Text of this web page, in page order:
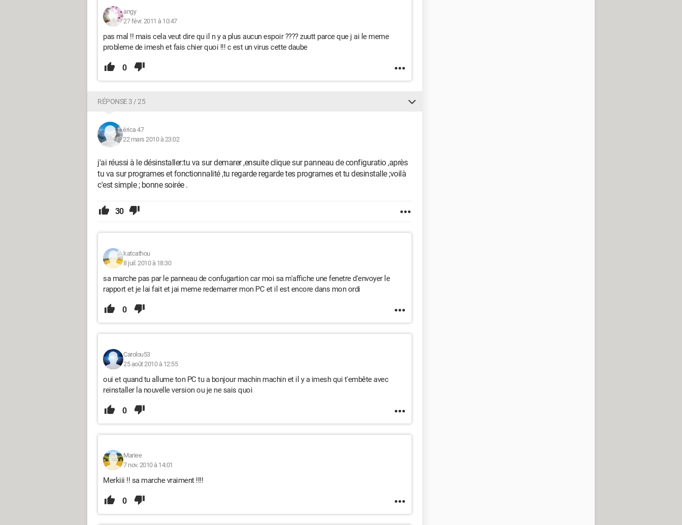
angy
27 févr. 2011 à 10:47
pas mal !! mais cela veut dire qu il n y a plus aucun espoir ???? zuutt parce que j ai le meme
probleme de imesh et fais chier quoi !!! c est un virus cette daube
0
RÉPONSE 3 / 25
érica 47
22 mars 2010 à 23:02
j'ai réussi à le désinstaller:tu va sur demarer ,ensuite clique sur panneau de configuratio ,après
tu va sur programes et fonctionnalité ,tu regarde regarde tes programes et tu desinstalle ;voilà
c'est simple ; bonne soirée .
30
katcathou
8 juil. 2010 à 18:30
sa marche pas par le panneau de confugartion car moi sa m'affiche une fenetre d'envoyer le
rapport et je lai fait et jai meme redemarrer mon PC et il est encore dans mon ordi
0
Carolou53
25 août 2010 à 12:55
oui et quand tu allume ton PC tu a bonjour machin machin et il y a imesh qui t'embête avec
reinstaller la nouvelle version ou je ne sais quoi
0
Mariee
7 nov. 2010 à 14:01
Merkiii !! sa marche vraiment !!!!
0